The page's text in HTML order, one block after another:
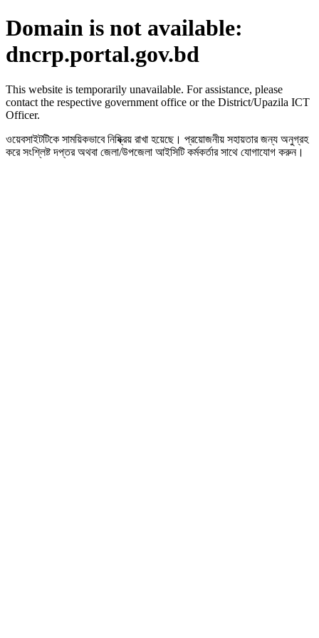
Domain is not available:
dncrp.portal.gov.bd
This website is temporarily unavailable. For assistance, please
contact the respective government office or the District/Upazila ICT
Officer.
ওয়েবসাইটটিকে সাময়িকভাবে নিষ্ক্রিয় রাখা হয়েছে। প্রয়োজনীয় সহায়তার জন্য অনুগ্রহ
করে সংশ্লিষ্ট দপ্তর অথবা জেলা/উপজেলা আইসিটি কর্মকর্তার সাথে যোগাযোগ করুন।